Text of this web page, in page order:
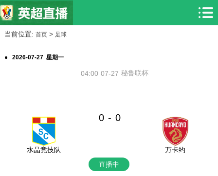
当前位置: 首页> 足球
2026-07-27 星期一
07-27
04:00 秘鲁联杯
水晶竞技队
0 - 0
万卡约
直播中